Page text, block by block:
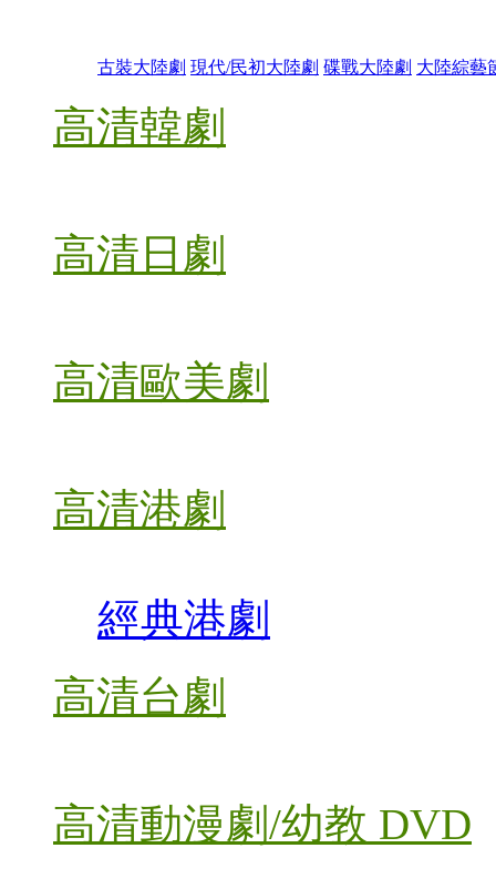
古裝大陸劇 現代/民初大陸劇 碟戰大陸劇 大陸綜藝
高清韓劇
高清日劇
高清歐美劇
高清港劇
經典港劇
高清台劇
高清動漫劇/幼教 DVD